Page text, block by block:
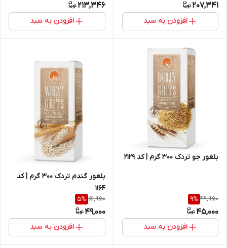
207,341
افزودن به سبد
213,346
افزودن به سبد
بلغور جو تردک 300 گرم | کد 2129
49,950
9%
45,000
افزودن به سبد
بلغور گندم تردک 300 گرم | کد
1164
51,950
5%
49,000
افزودن به سبد